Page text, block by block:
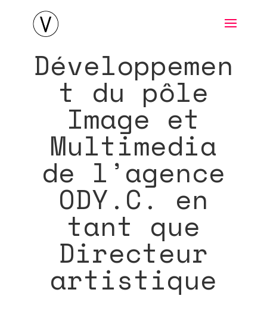
Développemen
t du pôle
Image et
Multimedia
de l’agence
ODY.C. en
tant que
Directeur
artistique